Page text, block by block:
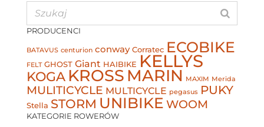
PRODUCENCI
BATAVUS centurion conway Corratec ECOBIKE
FELT GHOST Giant HAIBIKE KELLYS
KOGA KROSS MARIN MAXIM Merida
MULITICYCLE MULTICYCLE pegasus PUKY
Stella STORM UNIBIKE WOOM
KATEGORIE ROWERÓW